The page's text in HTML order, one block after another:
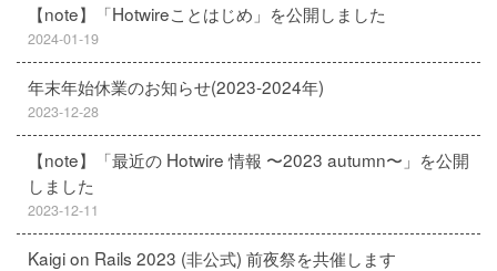
【note】「Hotwireことはじめ」を公開しました
2024-01-19
年末年始休業のお知らせ(2023-2024年)
2023-12-28
【note】「最近の Hotwire 情報 〜2023 autumn〜」を公開
しました
2023-12-11
Kaigi on Rails 2023 (非公式) 前夜祭を共催します